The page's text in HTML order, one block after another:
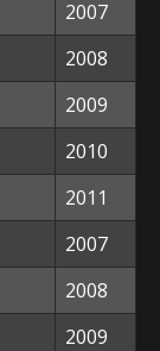
2007
2008
2009
2010
2011
2007
2008
2009